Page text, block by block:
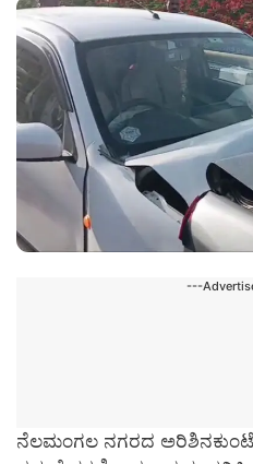
---
ನೆಲಮಂಗಲ ನಗರದ ಅರಿಶಿನಕುಂಟೆ